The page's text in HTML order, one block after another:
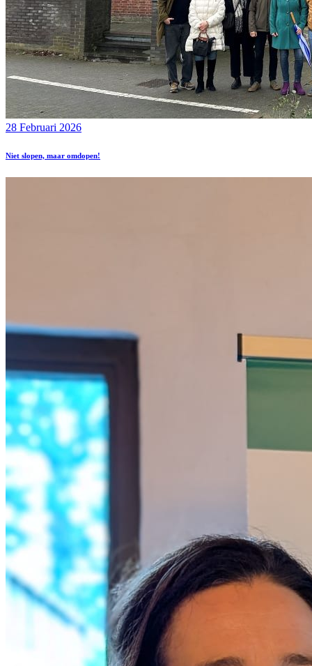
28 Februari 2026
Niet slopen, maar omdopen!